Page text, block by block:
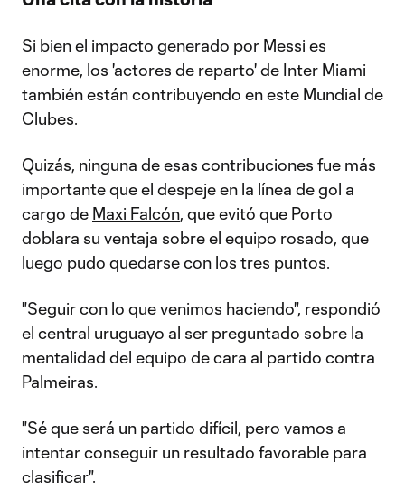
Si bien el impacto generado por Messi es
enorme, los 'actores de reparto' de Inter Miami
también están contribuyendo en este Mundial de
Clubes.
Quizás, ninguna de esas contribuciones fue más
importante que el despeje en la línea de gol a
cargo de Maxi Falcón, que evitó que Porto
doblara su ventaja sobre el equipo rosado, que
luego pudo quedarse con los tres puntos.
"Seguir con lo que venimos haciendo", respondió
el central uruguayo al ser preguntado sobre la
mentalidad del equipo de cara al partido contra
Palmeiras.
"Sé que será un partido difícil, pero vamos a
intentar conseguir un resultado favorable para
clasificar".